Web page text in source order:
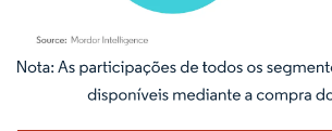
Imagem © Mordor Intelligence. O reuso requer